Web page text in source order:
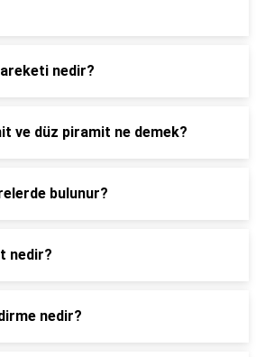
nedir?
ve düz piramit ne demek?
bulunur?
nedir?
nedir?